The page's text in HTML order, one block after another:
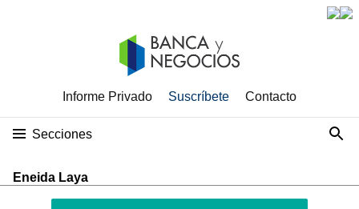
Informe Privado Suscríbete Contacto
Secciones
Eneida Laya